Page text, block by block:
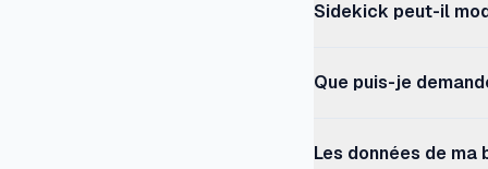
configuration
Sidekick peut-il
aucun réglage. Pour
Que puis-je
limites d'achat par
Les données de